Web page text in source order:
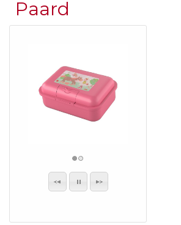
Paard